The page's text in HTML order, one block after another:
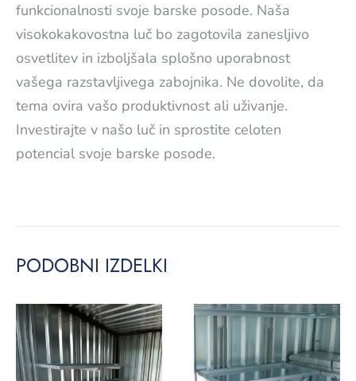
funkcionalnosti svoje barske posode. Naša
visokokakovostna luč bo zagotovila zanesljivo
osvetlitev in izboljšala splošno uporabnost
vašega razstavljivega zabojnika. Ne dovolite, da
tema ovira vašo produktivnost ali uživanje.
Investirajte v našo luč in sprostite celoten
potencial svoje barske posode.
PODOBNI IZDELKI